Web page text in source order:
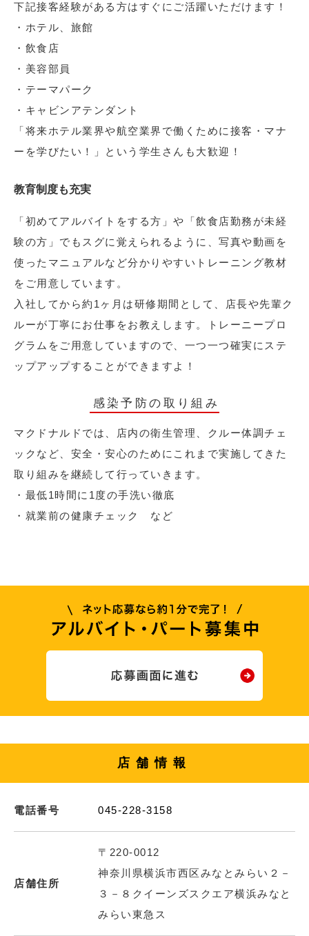
下記接客経験がある方はすぐにご活躍いただけます！
・ホテル、旅館
・飲食店
・美容部員
・テーマパーク
・キャビンアテンダント
「将来ホテル業界や航空業界で働くために接客・マナ
ーを学びたい！」という学生さんも大歓迎！
教育制度も充実
「初めてアルバイトをする方」や「飲食店勤務が未経
験の方」でもスグに覚えられるように、写真や動画を
使ったマニュアルなど分かりやすいトレーニング教材
をご用意しています。
入社してから約1ヶ月は研修期間として、店長や先輩ク
ルーが丁寧にお仕事をお教えします。トレーニープロ
グラムをご用意していますので、一つ一つ確実にステ
ップアップすることができますよ！
感染予防の取り組み
マクドナルドでは、店内の衛生管理、クルー体調チェ
ックなど、安全・安心のためにこれまで実施してきた
取り組みを継続して行っていきます。
・最低1時間に1度の手洗い徹底
・就業前の健康チェック など
店舗情報
電話番号 045-228-3158
店舗住所
〒220-0012
神奈川県横浜市西区みなとみらい２－
３－８クイーンズスクエア横浜みなと
みらい東急ス